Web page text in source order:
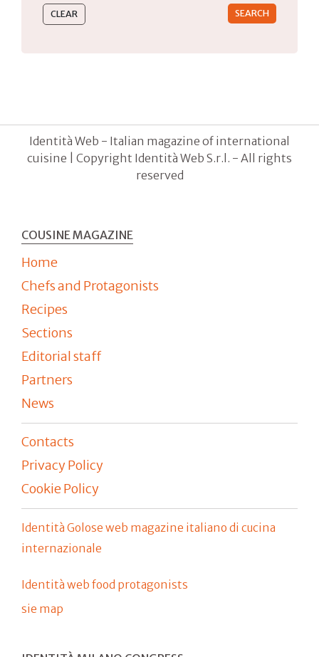
Identità Web - Italian magazine of international
cuisine | Copyright Identità Web S.r.l. - All rights
reserved
COUSINE MAGAZINE
Home
Chefs and Protagonists
Recipes
Sections
Editorial staff
Partners
News
Contacts
Privacy Policy
Cookie Policy
Identità Golose web magazine italiano di cucina
internazionale
Identità web food protagonists
sie map